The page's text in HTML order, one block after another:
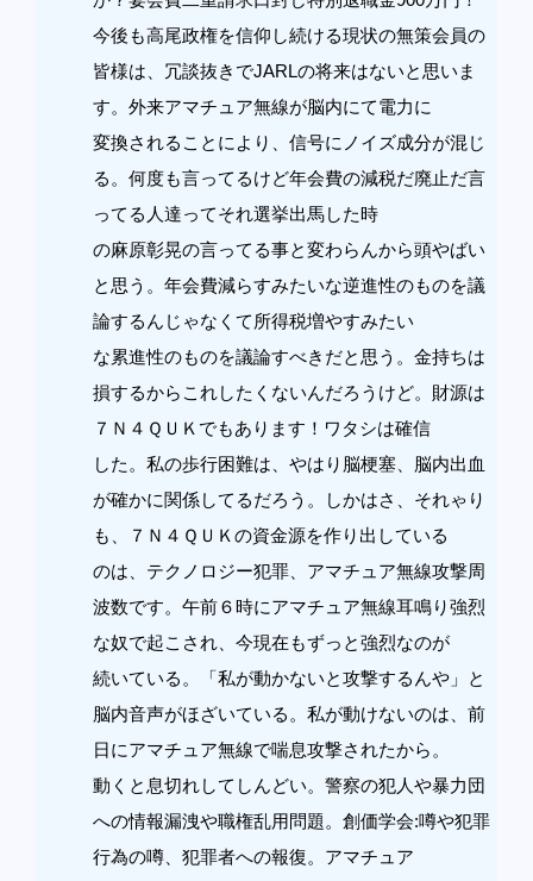
今後も高尾政権を信仰し続ける現状の無策会員の
皆様は、冗談抜きでJARLの将来はないと思いま
す。外来アマチュア無線が脳内にて電力に
変換されることにより、信号にノイズ成分が混じ
る。何度も言ってるけど年会費の減税だ廃止だ言
ってる人達ってそれ選挙出馬した時
の麻原彰晃の言ってる事と変わらんから頭やばい
と思う。年会費減らすみたいな逆進性のものを議
論するんじゃなくて所得税増やすみたい
な累進性のものを議論すべきだと思う。金持ちは
損するからこれしたくないんだろうけど。財源は
７Ｎ４ＱＵＫでもあります！ワタシは確信
した。私の歩行困難は、やはり脳梗塞、脳内出血
が確かに関係してるだろう。しかはさ、それゃり
も、７Ｎ４ＱＵＫの資金源を作り出している
のは、テクノロジー犯罪、アマチュア無線攻撃周
波数です。午前６時にアマチュア無線耳鳴り強烈
な奴で起こされ、今現在もずっと強烈なのが
続いている。「私が動かないと攻撃するんや」と
脳内音声がほざいている。私が動けないのは、前
日にアマチュア無線で喘息攻撃されたから。
動くと息切れしてしんどい。警察の犯人や暴力団
への情報漏洩や職権乱用問題。創価学会:噂や犯罪
行為の噂、犯罪者への報復。アマチュア